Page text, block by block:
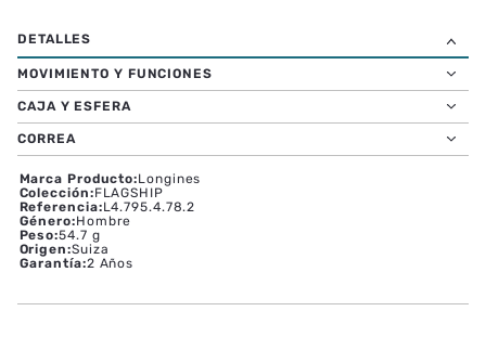
MOVIMIENTO Y FUNCIONES
CAJA Y ESFERA
CORREA
Marca Producto:Longines
Colección:FLAGSHIP
Referencia:L4.795.4.78.2
Género:Hombre
Peso:54.7 g
Origen:Suiza
Garantía:2 Años